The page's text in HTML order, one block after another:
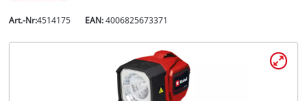
Art.-Nr:4514175 EAN:4006825673371